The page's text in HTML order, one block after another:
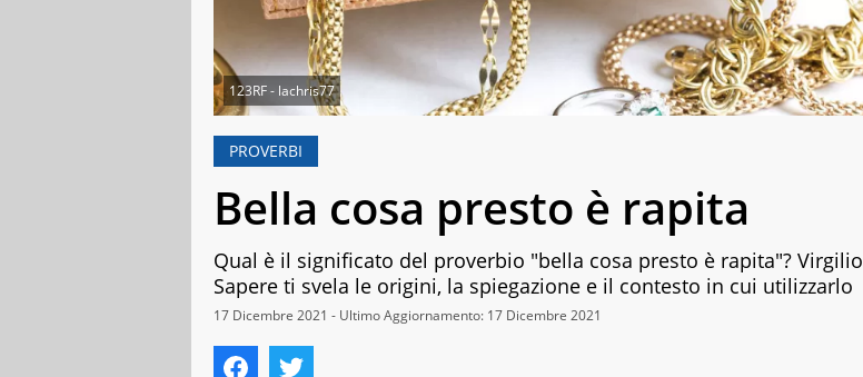
123RF - lachris77
PROVERBI
Bella cosa presto è rapita
Qual è il significato del proverbio "bella cosa presto è rapita"? Virgilio
Sapere ti svela le origini, la spiegazione e il contesto in cui utilizzarlo
17 Dicembre 2021 - Ultimo Aggiornamento: 17 Dicembre 2021